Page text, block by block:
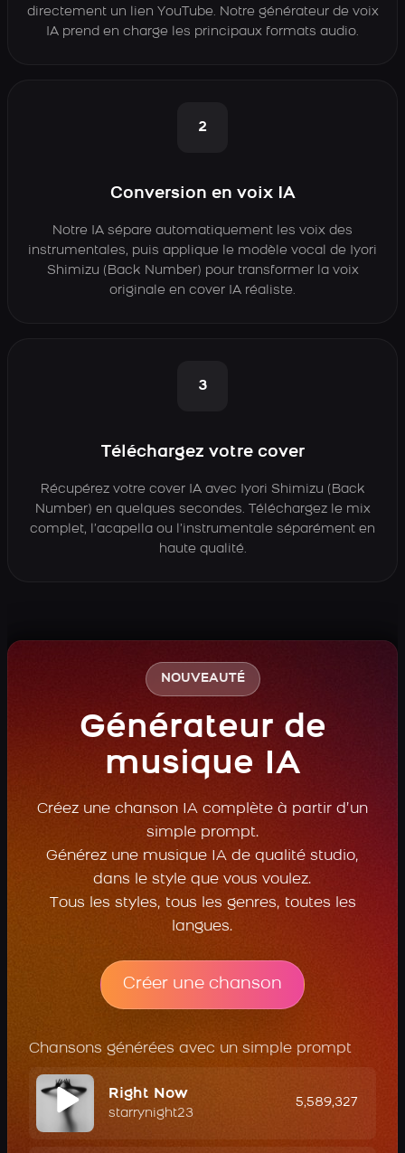
directement un lien YouTube. Notre générateur de voix
IA prend en charge les principaux formats audio.
2
Conversion en voix IA
Notre IA sépare automatiquement les voix des
instrumentales, puis applique le modèle vocal de Iyori
Shimizu (Back Number) pour transformer la voix
originale en cover IA réaliste.
3
Téléchargez votre cover
Récupérez votre cover IA avec Iyori Shimizu (Back
Number) en quelques secondes. Téléchargez le mix
complet, l’acapella ou l’instrumentale séparément en
haute qualité.
NOUVEAUTÉ
Générateur de
musique IA
Créez une chanson IA complète à partir d’un
simple prompt.
Générez une musique IA de qualité studio,
dans le style que vous voulez.
Tous les styles, tous les genres, toutes les
langues.
Créer une chanson
Chansons générées avec un simple prompt
Right Now
starrynight23
5,589,327